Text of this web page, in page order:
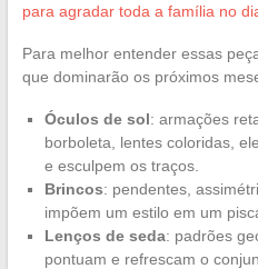
para agradar toda a família no
Para melhor entender essas
que dominarão os próximos
Óculos de sol: armações
borboleta, lentes coloridas,
e esculpem os traços.
Brincos: pendentes,
impõem um estilo em um
Lenços de seda: padrões
pontuam e refrescam o